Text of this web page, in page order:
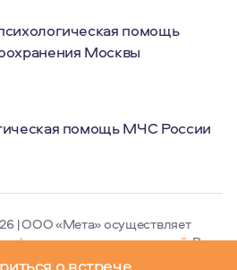
помощь
Москвы
помощь МЧС России
| ООО «Мета» осуществляет
информационных технологий. Вид